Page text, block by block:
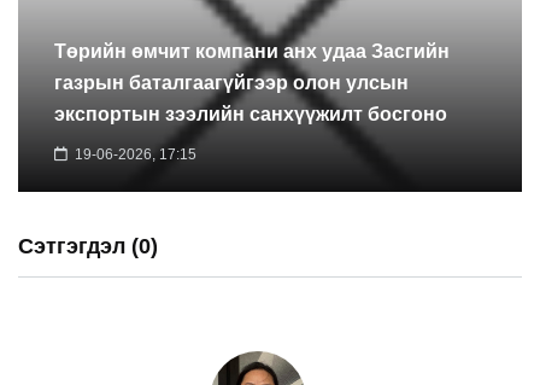
Төрийн өмчит компани анх удаа Засгийн
газрын баталгаагүйгээр олон улсын
экспортын зээлийн санхүүжилт босгоно
19-06-2026, 17:15
Сэтгэгдэл (0)